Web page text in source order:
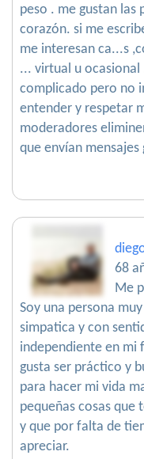
peso . me gustan las
corazón. si me
me interesan ca...s
... virtual u ocasional
complicado pero no
entender y respetar
moderadores
que envían mensajes
68
Me
Soy una persona
simpatica y con
independiente en mi
gusta ser práctico y
para hacer mi vida
pequeñas cosas que
y que por falta de
apreciar.